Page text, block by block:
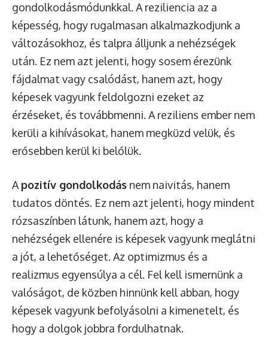
gondolkodásmódunkkal. A reziliencia az a
képesség, hogy rugalmasan alkalmazkodjunk a
változásokhoz, és talpra álljunk a nehézségek
után. Ez nem azt jelenti, hogy sosem érezünk
fájdalmat vagy csalódást, hanem azt, hogy
képesek vagyunk feldolgozni ezeket az
érzéseket, és továbbmenni. A reziliens ember nem
kerüli a kihívásokat, hanem megküzd velük, és
erősebben kerül ki belőlük.
A pozitív gondolkodás nem naivitás, hanem
tudatos döntés. Ez nem azt jelenti, hogy mindent
rózsaszínben látunk, hanem azt, hogy a
nehézségek ellenére is képesek vagyunk meglátni
a jót, a lehetőséget. Az optimizmus és a
realizmus egyensúlya a cél. Fel kell ismernünk a
valóságot, de közben hinnünk kell abban, hogy
képesek vagyunk befolyásolni a kimenetelt, és
hogy a dolgok jobbra fordulhatnak.